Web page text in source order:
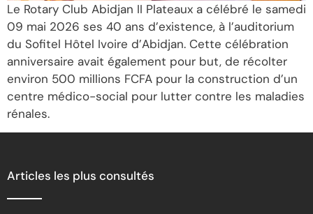
Le Rotary Club Abidjan II Plateaux a célébré le samedi
09 mai 2026 ses 40 ans d’existence, à l’auditorium
du Sofitel Hôtel Ivoire d’Abidjan. Cette célébration
anniversaire avait également pour but, de récolter
environ 500 millions FCFA pour la construction d’un
centre médico-social pour lutter contre les maladies
rénales.
Articles les plus consultés